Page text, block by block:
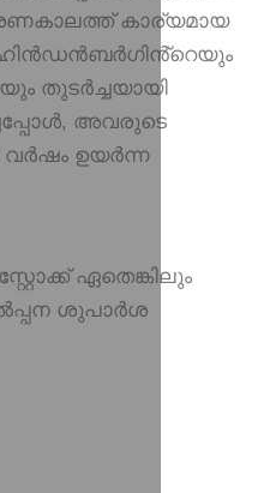
കാര്യമായ
ഹിൻഡൻബർഗിൻ്റെയും
തുടർച്ചയായി
അവരുടെ
ഉയർന്ന
ഏതെങ്കിലും
ശുപാർശ